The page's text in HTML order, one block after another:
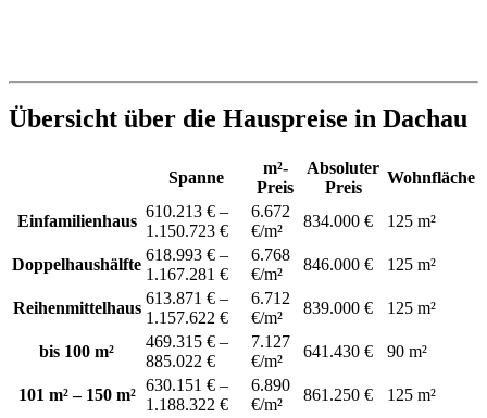
Übersicht über die Hauspreise in Dachau
Spanne
m²-
Preis
Absoluter
Preis
Wohnfläche
Einfamilienhaus
610.213 € –
1.150.723 €
6.672
€/m²
834.000 € 125 m²
Doppelhaushälfte
618.993 € –
1.167.281 €
6.768
€/m²
846.000 € 125 m²
Reihenmittelhaus
613.871 € –
1.157.622 €
6.712
€/m²
839.000 € 125 m²
bis 100 m²
469.315 € –
885.022 €
7.127
€/m²
641.430 € 90 m²
101 m² – 150 m²
630.151 € –
1.188.322 €
6.890
€/m²
861.250 € 125 m²